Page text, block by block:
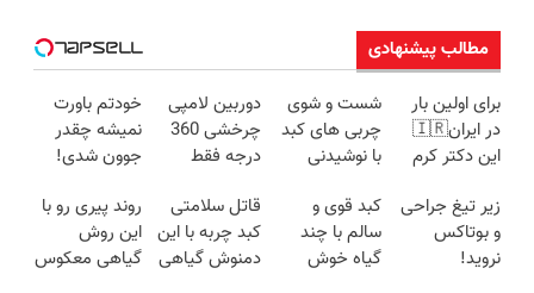
مطالب پیشنهادی
برای اولین بار
در ایران🇮🇷
این دکتر کرم
روزه ساخت!
شست و شوی
چربی های کبد
با نوشیدنی
دوربین لامپی
چرخشی 360
درجه فقط
🔥 پرداخت
درب منزل
خودتم باورت
نمیشه چقدر
جوون شدی!
اسپیرولینا با
تخفیف ویژه
زیر تیغ جراحی
و بوتاکس
نروید!
کبد قوی و
سالم با چند
گیاه خوش
قاتل سلامتی
کبد چربه با این
دمنوش گیاهی
روند پیری رو با
این روش
گیاهی معکوس